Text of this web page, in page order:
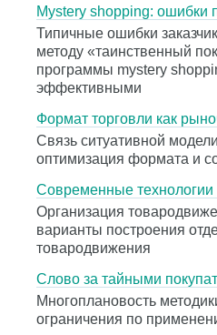
Mystery shopping: ошибки
Типичные ошибки
методу «таинственный
программы mystery
эффективными
Формат торговли как
Связь ситуативной
оптимизация формата и
Современные
Организация
варианты построения
товародвижения
Слово за тайными
Многоплановость
ограничения по